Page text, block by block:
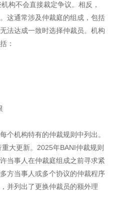
构不会直接裁定争议。相反，
这通常涉及仲裁庭的组成，包括
法达成一致时选择仲裁员。机构
：
个机构特有的仲裁规则中列出。
大更新。2025年BANI仲裁规则
当事人在仲裁庭组成之前寻求紧
方当事人或多个协议的仲裁程序
并列出了更换仲裁员的额外理